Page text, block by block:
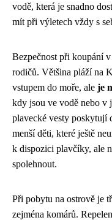
vodě, která je snadno
mít při výletech vždy s
Bezpečnost při koupání
rodičů. Většina pláží na
vstupem do moře, ale je
kdy jsou ve vodě nebo
plavecké vesty poskytují
menší děti, které ještě
k dispozici plavčíky, ale
spolehnout.
Při pobytu na ostrově je
zejména komárů.